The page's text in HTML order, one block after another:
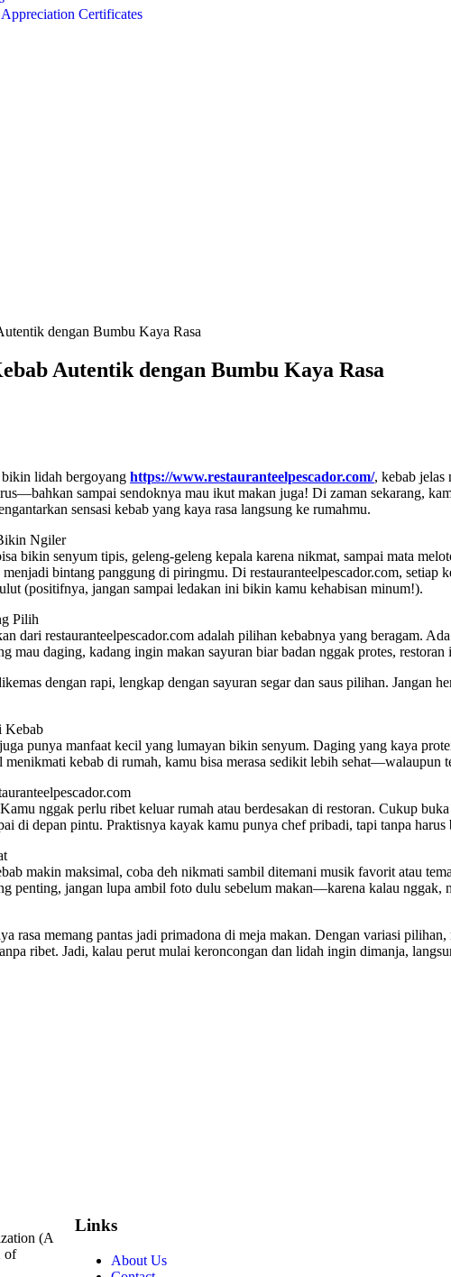
Certificates
dengan Bumbu Kaya Rasa
Autentik dengan Bumbu Kaya Rasa
lidah bergoyang https://www.restauranteelpescador.com/, kebab jelas
sampai sendoknya mau ikut makan juga! Di zaman sekarang,
sensasi kebab yang kaya rasa langsung ke rumahmu.
Ngiler
bikin senyum tipis, geleng-geleng kepala karena nikmat, sampai mata
bintang panggung di piringmu. Di restauranteelpescador.com,
(positifnya, jangan sampai ledakan ini bikin kamu kehabisan minum!).
Pilih
dari restauranteelpescador.com adalah pilihan kebabnya yang beragam.
mau daging, kadang ingin makan sayuran biar badan nggak protes,
dengan rapi, lengkap dengan sayuran segar dan saus pilihan.
Kebab
punya manfaat kecil yang lumayan bikin senyum. Daging yang kaya
menikmati kebab di rumah, kamu bisa merasa sedikit lebih
nggak perlu ribet keluar rumah atau berdesakan di restoran. Cukup
di depan pintu. Praktisnya kayak kamu punya chef pribadi, tapi tanpa harus
makin maksimal, coba deh nikmati sambil ditemani musik favorit atau
penting, jangan lupa ambil foto dulu sebelum makan—karena kalau nggak,
rasa memang pantas jadi primadona di meja makan. Dengan variasi
ribet. Jadi, kalau perut mulai keroncongan dan lidah ingin dimanja,
(A
of
Links
About Us